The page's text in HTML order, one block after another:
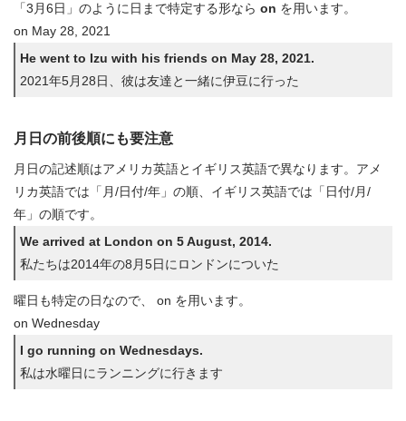
「3月6日」のように日まで特定する形なら on を用います。
on May 28, 2021
He went to Izu with his friends on May 28, 2021.
2021年5月28日、彼は友達と一緒に伊豆に行った
月日の前後順にも要注意
月日の記述順はアメリカ英語とイギリス英語で異なります。アメ
リカ英語では「月/日付/年」の順、イギリス英語では「日付/月/
年」の順です。
We arrived at London on 5 August, 2014.
私たちは2014年の8月5日にロンドンについた
曜日も特定の日なので、 on を用います。
on Wednesday
I go running on Wednesdays.
私は水曜日にランニングに行きます